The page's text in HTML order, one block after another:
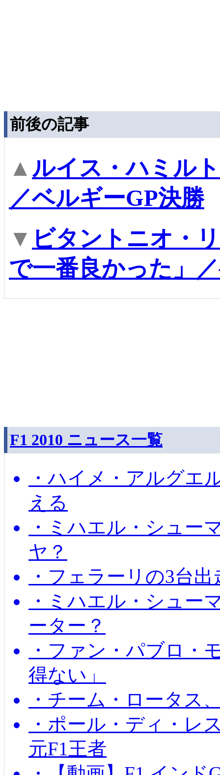
前後の記事
▲ ルイス・ハミル
／ベルギーGP決勝
▼ ビタントニオ・
で一番良かった」
F1 2010 ニュース一覧
・ハイメ・アルグエ
える
・ミハエル・シュー
ヤ？
・フェラーリの3台
・ミハエル・シュー
ーター？
・ファン・パブロ・
得ない」
・チーム・ロータス
・ポール・ディ・レ
元F1王者